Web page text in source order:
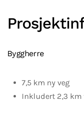
Byggherre
7,5 km ny veg
Inkludert 2,3 km